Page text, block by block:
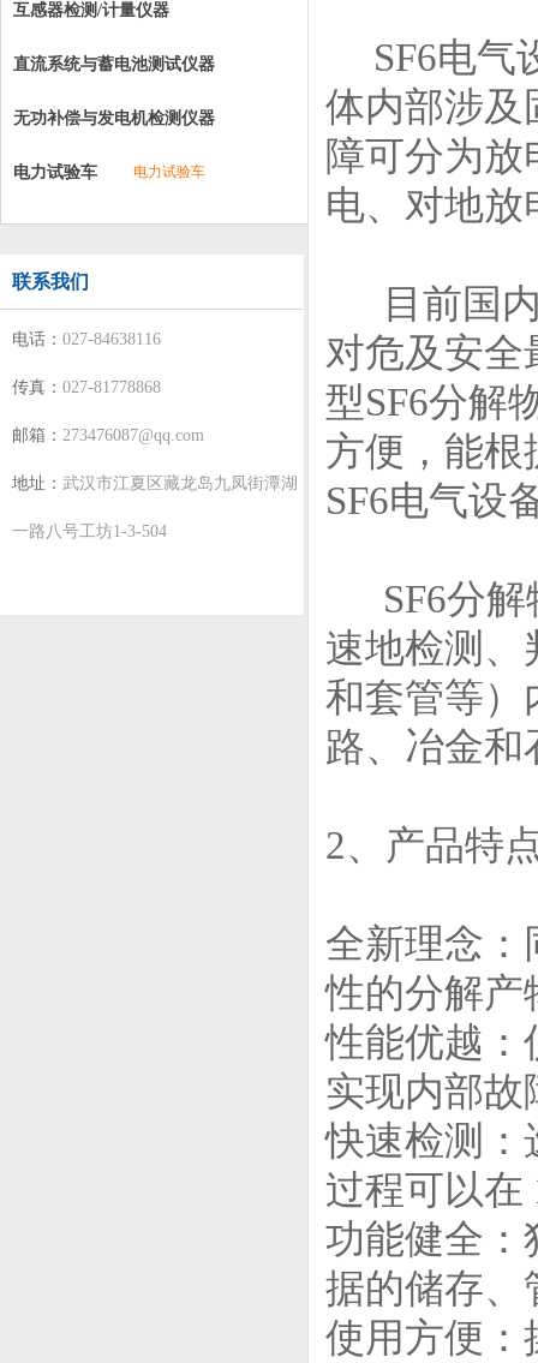
互感器检测/计量仪器
直流系统与蓄电池测试仪器
无功补偿与发电机检测仪器
电力试验车 电力试验车
联系我们
电话： 027-84638116
传真： 027-81778868
邮箱： 273476087@qq.com
地址： 武汉市江夏区藏龙岛九凤街潭湖
一路八号工坊1-3-504
SF6电气
体内部涉及
障可分为
电、对地放
目前国内
对危及安全
型SF6分解
方便，能根
SF6电气设
SF6分解
速地检测、
和套管等）
路、冶金和
2、产品特
全新理念：
性的分解
性能优越：
实现内部
快速检测：
过程可以
功能健全：
据的储存
使用方便：